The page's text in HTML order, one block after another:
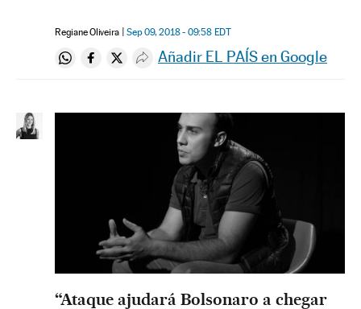
Regiane Oliveira Sep 09, 2018 - 09:58 EDT
Compartir en Whatsapp
Compartir en Facebook
Compartir en Twitter
Desplegar Redes Sociales
Añadir EL PAÍS en Google
“Ataque ajudará Bolsonaro a chegar